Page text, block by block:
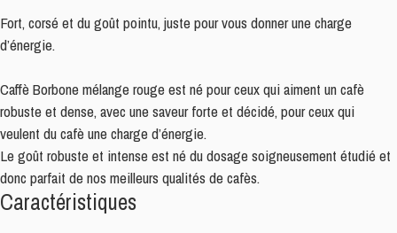
Fort, corsé et du goût pointu, juste pour vous donner une charge
d’énergie.
Caffè Borbone mélange rouge est né pour ceux qui aiment un cafè
robuste et dense, avec une saveur forte et décidé, pour ceux qui
veulent du cafè une charge d’énergie.
Le goût robuste et intense est né du dosage soigneusement étudié et
donc parfait de nos meilleurs qualités de cafès.
Caractéristiques